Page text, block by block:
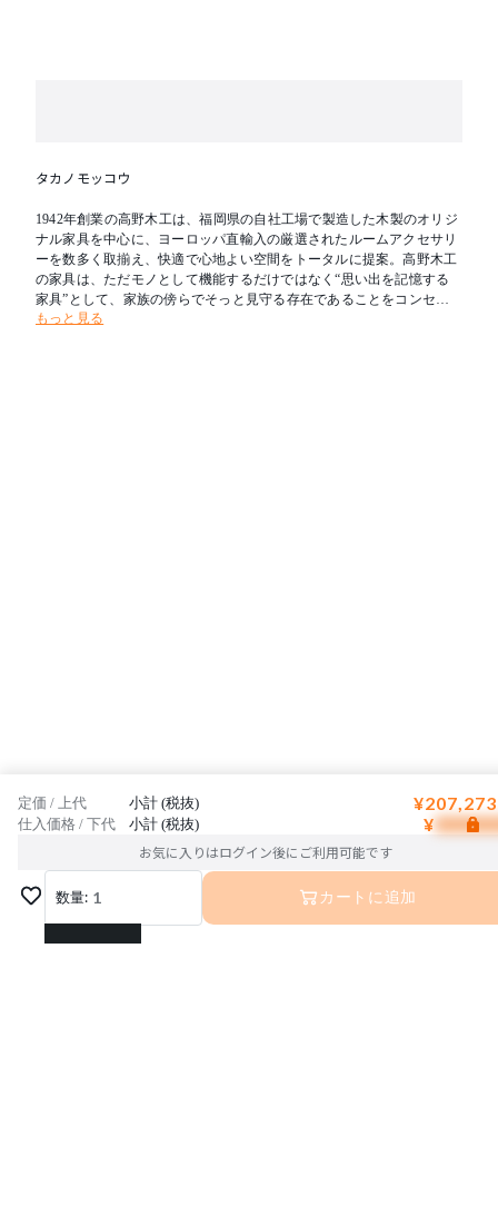
タカノモッコウ
1942年創業の高野木工は、福岡県の自社工場で製造した木製のオリジ
ナル家具を中心に、ヨーロッパ直輸入の厳選されたルームアクセサリ
ーを数多く取揃え、快適で心地よい空間をトータルに提案。高野木工
の家具は、ただモノとして機能するだけではなく“思い出を記憶する
家具”として、家族の傍らでそっと見守る存在であることをコンセプ
トにしています。
もっと見る
定価 / 上代 小計 (税抜)
仕入価格 / 下代 小計 (税抜) ¥
お気に入りはログイン後にご利用可能です
数量: 1
1
カートに追加